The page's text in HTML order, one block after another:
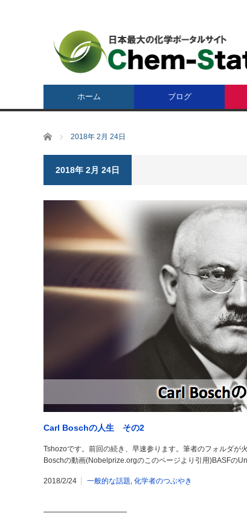
ホーム ブログ
ホーム 2018年 2月 24日
2018年 2月 24日
Carl Boschの人生 その2
Tshozoです。前回の続き、早速参ります。筆者のフォルダ
Boschの動画(Nobelprize.orgのこのページより引用)BASFの
2018/2/24 一般的な話題, 化学者のつぶやき